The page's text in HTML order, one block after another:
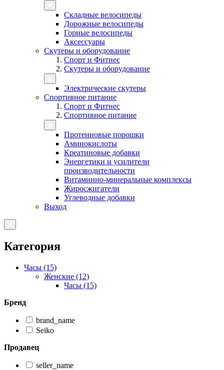
Складные велосипеды
Дорожные велосипеды
Горные велосипеды
Аксессуары
Скутеры и оборудование
Спорт и Фитнес
Скутеры и оборудование
Электрические скутеры
Спортивное питание
Спорт и Фитнес
Спортивное питание
Протеиновые порошки
Аминокислоты
Креатиновые добавки
Энергетики и усилители
производительности
Витаминно-минеральные комплексы
Жиросжигатели
Углеводные добавки
Выход
Категория
Часы (15)
Женские (12)
Часы (15)
Бренд
brand_name
Seiko
Продавец
seller_name